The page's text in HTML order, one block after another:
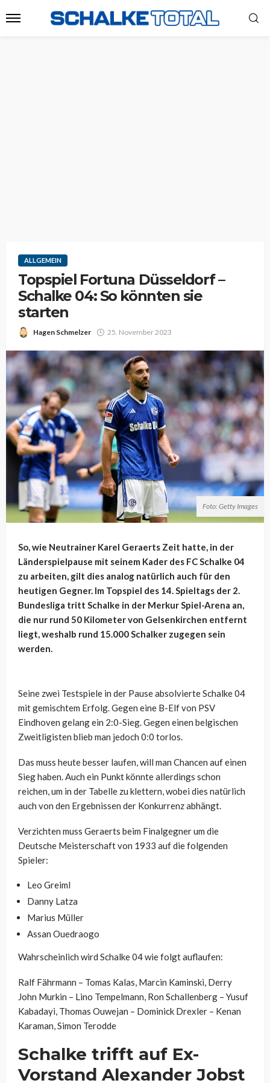
ALLGEMEIN
Topspiel Fortuna Düsseldorf –
Schalke 04: So könnten sie
starten
Hagen Schmelzer 25. November 2023
Foto: Getty Images
So, wie Neutrainer Karel Geraerts Zeit hatte, in der
Länderspielpause mit seinem Kader des FC Schalke 04
zu arbeiten, gilt dies analog natürlich auch für den
heutigen Gegner. Im Topspiel des 14. Spieltags der 2.
Bundesliga tritt Schalke in der Merkur Spiel-Arena an,
die nur rund 50 Kilometer von Gelsenkirchen entfernt
liegt, weshalb rund 15.000 Schalker zugegen sein
werden.
Seine zwei Testspiele in der Pause absolvierte Schalke 04
mit gemischtem Erfolg. Gegen eine B-Elf von PSV
Eindhoven gelang ein 2:0-Sieg. Gegen einen belgischen
Zweitligisten blieb man jedoch 0:0 torlos.
Das muss heute besser laufen, will man Chancen auf einen
Sieg haben. Auch ein Punkt könnte allerdings schon
reichen, um in der Tabelle zu klettern, wobei dies natürlich
auch von den Ergebnissen der Konkurrenz abhängt.
Verzichten muss Geraerts beim Finalgegner um die
Deutsche Meisterschaft von 1933 auf die folgenden
Spieler:
Leo Greiml
Danny Latza
Marius Müller
Assan Ouedraogo
Wahrscheinlich wird Schalke 04 wie folgt auflaufen:
Ralf Fährmann – Tomas Kalas, Marcin Kaminski, Derry
John Murkin – Lino Tempelmann, Ron Schallenberg – Yusuf
Kabadayi, Thomas Ouwejan – Dominick Drexler – Kenan
Karaman, Simon Terodde
Schalke trifft auf Ex-
Vorstand Alexander Jobst